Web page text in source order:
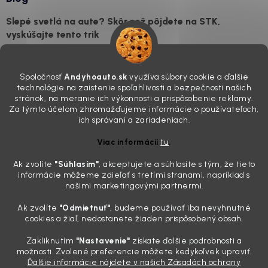
Spoločnosť Andyhoauto.sk využíva súbory cookie a ďalšie
technológie na zaistenie spoľahlivosti a bezpečnosti našich
stránok, na meranie ich výkonnosti a prispôsobenie reklamy.
Za týmto účelom zhromažďujeme informácie o používateľoch,
ich správaní a zariadeniach.
Viac informáciítu.
Ak zvolíte "Súhlasím", akceptujete a súhlasíte s tým, že tieto
informácie môžeme zdieľať s tretími stranami, napríklad s
našimi marketingovými partnermi.
Ak zvolíte "Odmietnuť", budeme používať iba nevyhnutné
cookies a žiaľ, nedostanete žiaden prispôsobený obsah.
Zakliknutím "Nastavenie" získate ďalšie podrobnosti a
možnosti. Zvolené preferencie môžete kedykoľvek upraviť.
Ďalšie informácie nájdete v našich Zásadách ochrany
Slepé svetlá na aute? Skôr než pôjdete na STK,
vyskúšajte tento trik
skutočnosti je? Často za to môžu práve „slepé“ svetlomety. Ten
mliečny, drsný povrch nie je len estetická vada. Keď slnko a soľ urobia
svoje, plexisklo začne svetlo rozptyľovať namiesto to...
Zabudnite na handru. Ak chcete mať auto naozaj čisté,
Poznáte ten moment. Vonku svieti slnko, vy sedíte v čerstvo
„upratanom“ aute, no pri pohľade na palubnú dosku vás ide poraziť. V
mriežkach ventilácie, okolo tlačidiel a v švíkoch sedačiek na vás stále
drzo pozerá prach. Handra ani vysávač tam jednodu...
Detailing nemusí stáť výplatu: 5 kúskov autokozmetiky,
31.7.2026
Sobotné ráno, káva v ruke a pred vami zaprášená kapota. Pre